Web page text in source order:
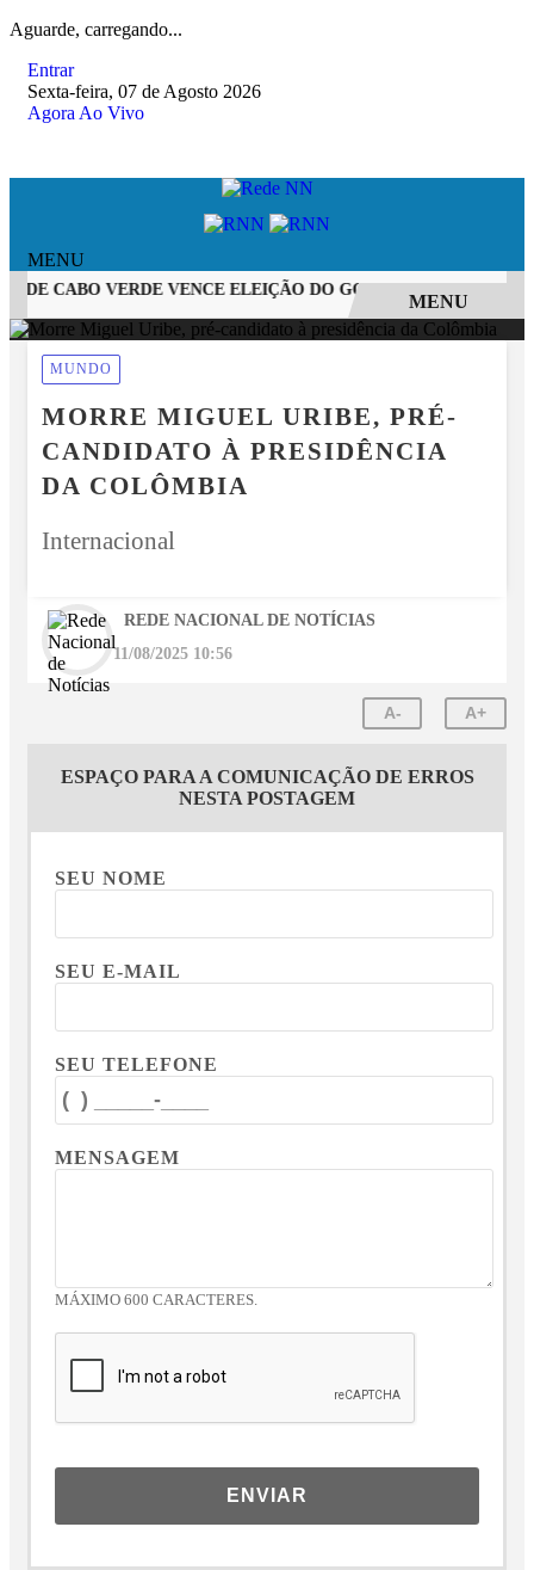
Aguarde, carregando...
Entrar
Sexta-feira, 07 de Agosto 2026
Agora Ao Vivo
MENU
DE CABO VERDE VENCE ELEIÇÃO DO GOL MAIS BONITO DA
MENU
MUNDO
MORRE MIGUEL URIBE, PRÉ-
CANDIDATO À PRESIDÊNCIA
DA COLÔMBIA
Internacional
REDE NACIONAL DE NOTÍCIAS
11/08/2025 10:56
A- A+
ESPAÇO PARA A COMUNICAÇÃO DE ERROS
NESTA POSTAGEM
SEU NOME
SEU E-MAIL
SEU TELEFONE
MENSAGEM
MÁXIMO 600 CARACTERES.
ENVIAR